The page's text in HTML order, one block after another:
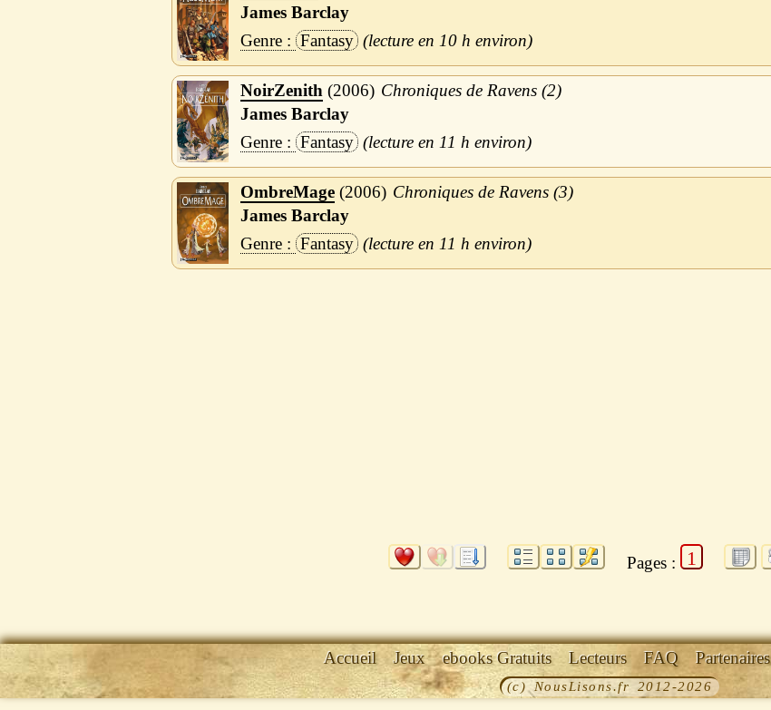
James Barclay
Fantasy
10 h
NoirZenith 2006
Chroniques de Ravens (2)
James Barclay
Fantasy
11 h
OmbreMage 2006
Chroniques de Ravens (3)
James Barclay
Fantasy
11 h
Pages : 1
Accueil Jeux ebooks Gratuits Lecteurs FAQ Partenaires
(c) NousLisons.fr 2012-2026